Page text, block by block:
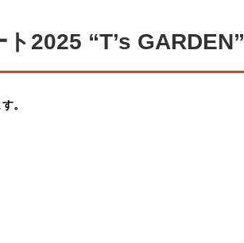
2025 “T’s GARDEN”
。